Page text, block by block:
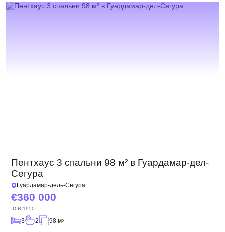
Пентхаус 3 спальни 98 м² в Гуардамар-дел-
Сегура
Гуардамар-дель-Сегура
360 000
ID B-1950
3 2 98 м2